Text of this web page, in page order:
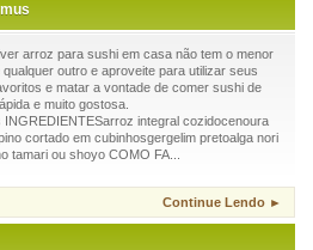
arroz para sushi em casa não tem o menor
outro e aproveite para utilizar seus
e matar a vontade de comer sushi de
e muito gostosa.
INGREDIENTESarroz integral cozidocenoura
cortado em cubinhosgergelim pretoalga nori
tamari ou shoyo COMO FA...
Continue Lendo ►